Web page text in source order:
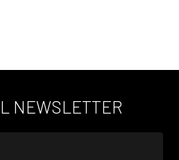
NEWSLETTER